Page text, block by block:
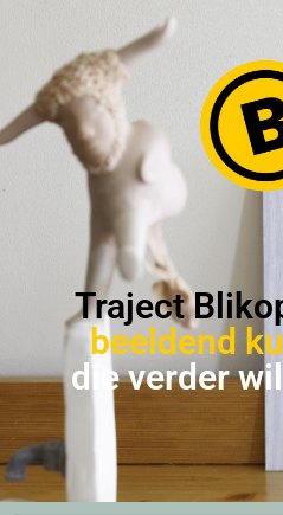
Traject
beeldend
die verder